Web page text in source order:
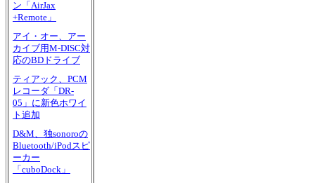
ン「AirJax
+Remote」
アイ・オー、アー
カイブ用M-DISC対
応のBDドライブ
ティアック、PCM
レコーダ「DR-
05」に新色ホワイ
ト追加
D&M、独sonoroの
Bluetooth/iPodスピ
ーカー
「cuboDock」